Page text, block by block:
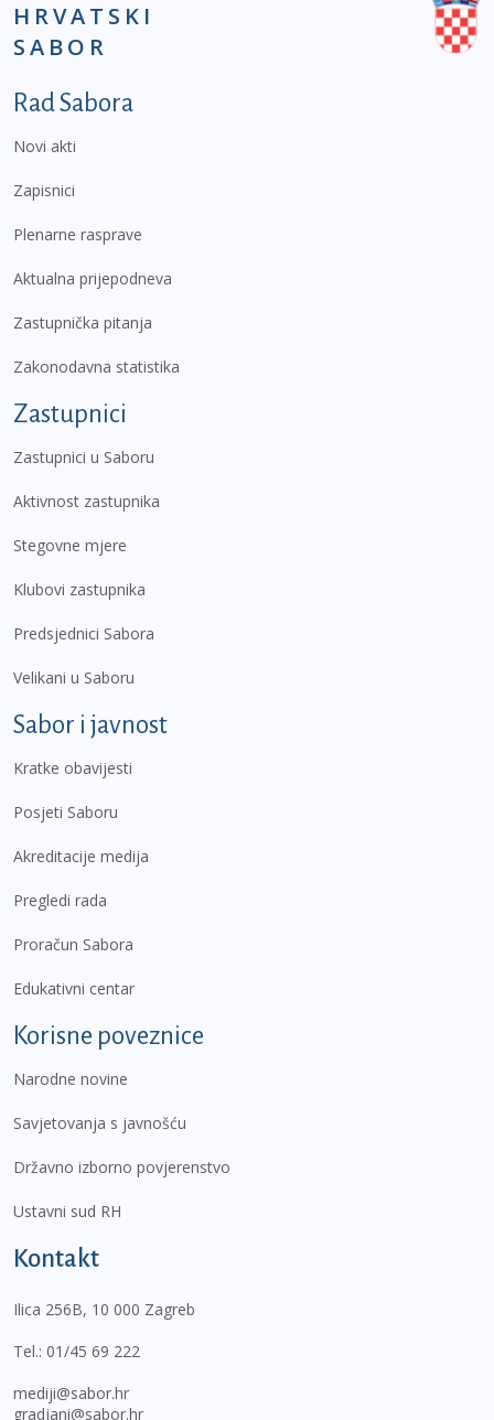
HRVATSKI
SABOR
Podnožje prvi izbornik
Rad Sabora
Novi akti
Zapisnici
Plenarne rasprave
Aktualna prijepodneva
Zastupnička pitanja
Zakonodavna statistika
Zastupnici
Zastupnici u Saboru
Aktivnost zastupnika
Stegovne mjere
Klubovi zastupnika
Predsjednici Sabora
Velikani u Saboru
Sabor i javnost
Kratke obavijesti
Posjeti Saboru
Akreditacije medija
Pregledi rada
Proračun Sabora
Edukativni centar
Korisne poveznice
Narodne novine
Savjetovanja s javnošću
Državno izborno povjerenstvo
Ustavni sud RH
Kontakt
Ilica 256B, 10 000 Zagreb
Tel.: 01/45 69 222
mediji@sabor.hr
gradjani@sabor.hr